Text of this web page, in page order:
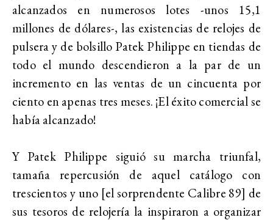
alcanzados en numerosos lotes -unos 15,1
millones de dólares-, las existencias de relojes de
pulsera y de bolsillo Patek Philippe en tiendas de
todo el mundo descendieron a la par de un
incremento en las ventas de un cincuenta por
ciento en apenas tres meses. ¡El éxito comercial se
había alcanzado!
Y Patek Philippe siguió su marcha triunfal,
tamaña repercusión de aquel catálogo con
trescientos y uno [el sorprendente Calibre 89] de
sus tesoros de relojería la inspiraron a organizar